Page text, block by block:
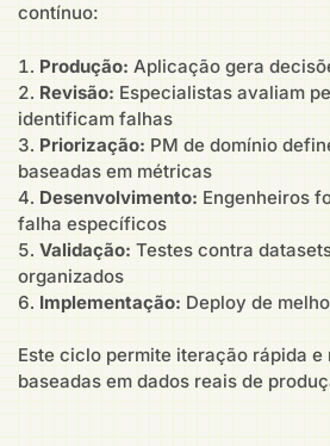
contínuo:
Produção: Aplicação gera
Revisão: Especialistas avaliam
identificam falhas
Priorização: PM de domínio
baseadas em métricas
Desenvolvimento: Engenheiros
falha específicos
Validação: Testes contra
organizados
Implementação: Deploy de
Este ciclo permite iteração rápida
baseadas em dados reais de